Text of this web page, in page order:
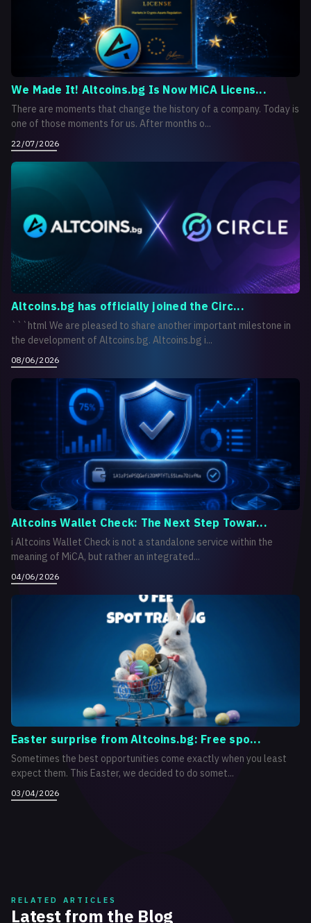
We Made It! Altcoins.bg Is Now MiCA Licens...
There are moments that change the history of a company. Today is
one of those moments for us. After months o...
22/07/2026
Altcoins.bg has officially joined the Circ...
```html We are pleased to share another important milestone in
the development of Altcoins.bg. Altcoins.bg i...
08/06/2026
Altcoins Wallet Check: The Next Step Towar...
i Altcoins Wallet Check is not a standalone service within the
meaning of MiCA, but rather an integrated...
04/06/2026
Easter surprise from Altcoins.bg: Free spo...
Sometimes the best opportunities come exactly when you least
expect them. This Easter, we decided to do somet...
03/04/2026
RELATED ARTICLES
Latest from the Blog